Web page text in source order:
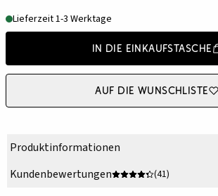
Lieferzeit 1-3 Werktage
In die Einkaufstasche
Auf die Wunschliste
Produktinformationen
Kundenbewertungen
(41)